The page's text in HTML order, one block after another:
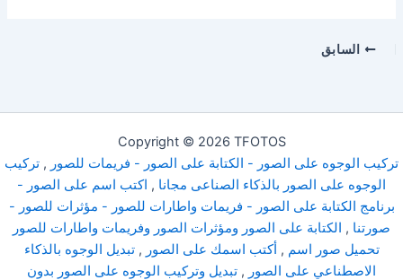
السابق
Copyright © 2026 TFOTOS
تركيب الوجوه على الصور - الكتابة على الصور - فريمات للصور , تركيب
الوجوه على الصور بالذكاء الصناعى مجانا , اكتب اسم على الصور -
برنامج الكتابة على الصور - فريمات واطارات للصور - مؤثرات للصور -
صورتنا , الكتابة على الصور ومؤثرات الصور وفريمات واطارات للصور
تحميل صور اسم , أكتب اسمك على الصور ,تبديل الوجوه بالذكاء
الاصطناعي على الصور , تبديل وتركيب الوجوه على الصور بدون